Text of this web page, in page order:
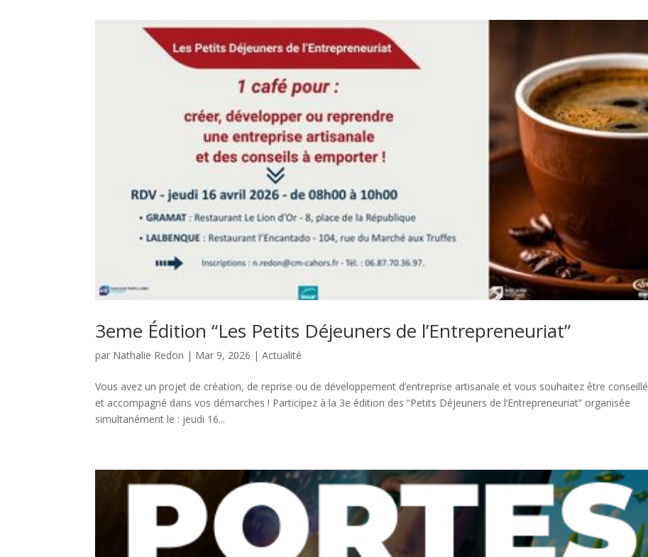
3eme Édition “Les Petits Déjeuners de l’Entrepreneuriat”
par Nathalie Redon | Mar 9, 2026 |Actualité
Vous avez un projet de création, de reprise ou de développement d’entreprise artisanale et vous souhaitez être conseillé
et accompagné dans vos démarches ! Participez à la 3e édition des “Petits Déjeuners de l’Entrepreneuriat” organisée
simultanément le : jeudi 16...